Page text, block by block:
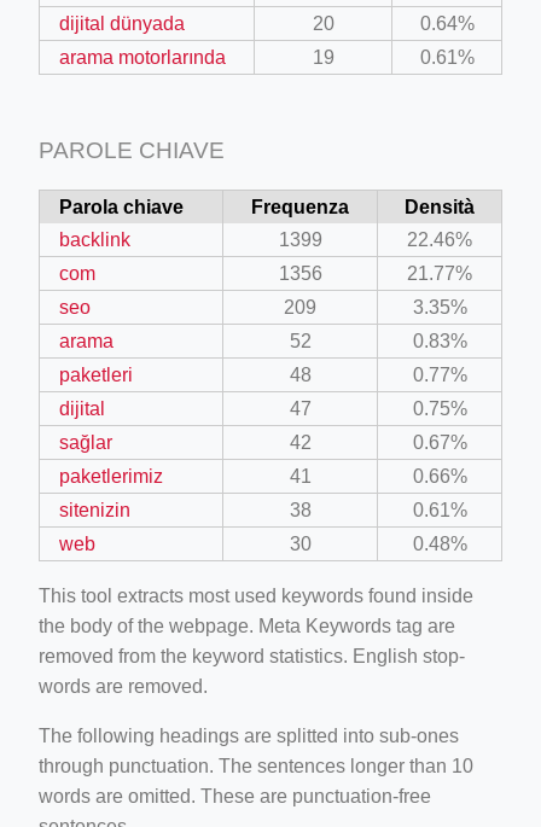
dijital dünyada 20
0.64%
arama motorlarında
19 0.61%
PAROLE CHIAVE
Parola chiave Frequenza
Densità
backlink
1399
22.46%
com
1356
21.77%
seo
209
3.35%
arama
52
0.83%
paketleri
48
0.77%
dijital
47
0.75%
sağlar
42
0.67%
paketlerimiz
41
0.66%
sitenizin
38
0.61%
web
30 0.48%
This tool extracts most used keywords found inside
the body of the webpage. Meta Keywords tag are
removed from the keyword statistics. English stop-
words are removed.
The following headings are splitted into sub-ones
through punctuation. The sentences longer than 10
words are omitted. These are punctuation-free